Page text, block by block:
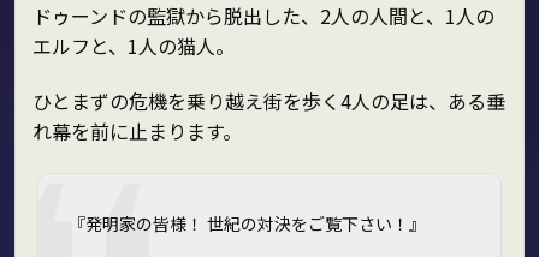
ドゥーンドの監獄から脱出した、2人の人間と、1人の
エルフと、1人の猫人。
ひとまずの危機を乗り越え街を歩く4人の足は、ある垂
れ幕を前に止まります。
『発明家の皆様！ 世紀の対決をご覧下さい！』